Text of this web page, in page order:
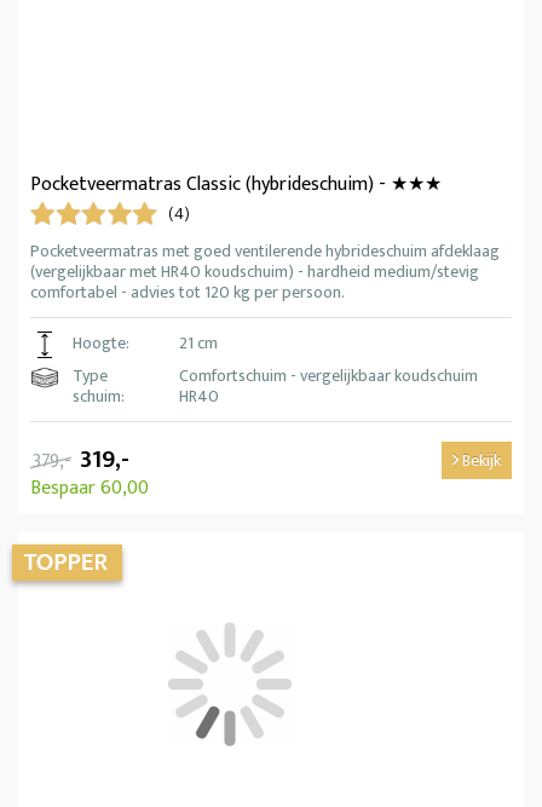
Pocketveermatras Classic (hybrideschuim) - ★★★
(4)
Pocketveermatras met goed ventilerende hybrideschuim afdeklaag
(vergelijkbaar met HR40 koudschuim) - hardheid medium/stevig
comfortabel - advies tot 120 kg per persoon.
Hoogte:
21 cm
Type
schuim:
Comfortschuim - vergelijkbaar koudschuim
HR40
379,- 319,-
Bespaar 60,00
Bekijk